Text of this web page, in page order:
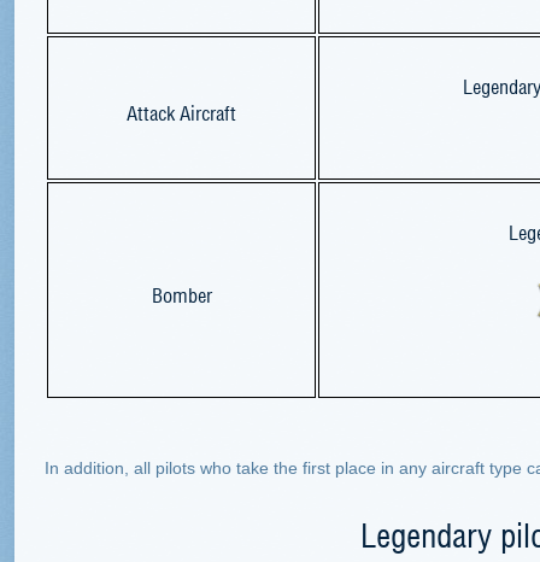
Attack Aircraft
Bomber
In addition, all pilots who take the first place in any aircraft type
Legendary